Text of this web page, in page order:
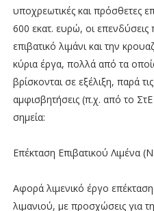
υποχρεωτικές και πρόσθετες
600 εκατ. ευρώ, οι
επιβατικό λιμάνι και την
κύρια έργα, πολλά από τα
βρίσκονται σε εξέλιξη, παρά
αμφισβητήσεις (π.χ. από το
σημεία:
Επέκταση Επιβατικού Λιμένα
Αφορά λιμενικό έργο
λιμανιού, με προσχώσεις για